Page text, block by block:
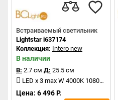
Встраиваемый светильник
Lightstar i637174
Коллекция: Intero new
В наличии
В: 2.7 см Д: 25.5 см
LED x 3 max W 4000K 1080Lm
Цена: 6 496 Р.